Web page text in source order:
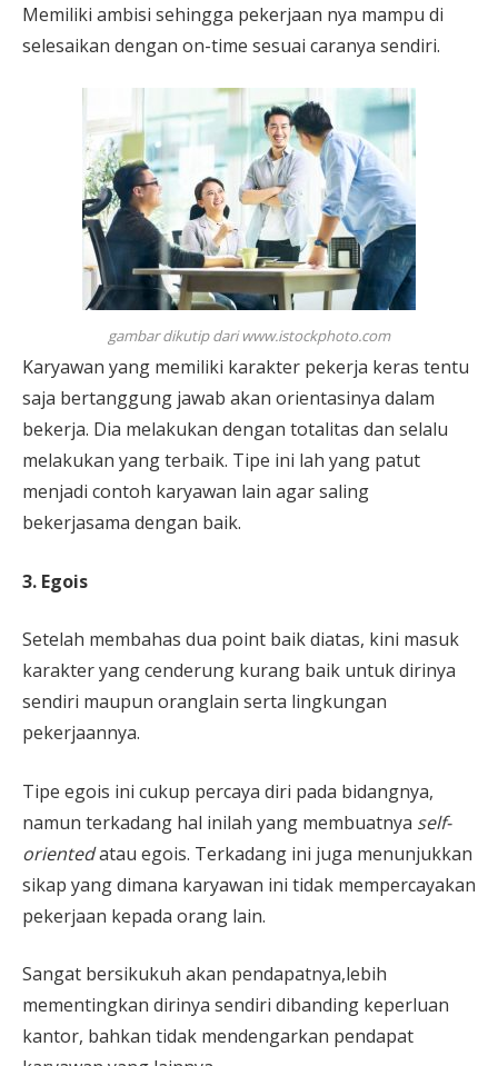
Memiliki ambisi sehingga pekerjaan nya mampu di
selesaikan dengan on-time sesuai caranya sendiri.
gambar dikutip dari www.istockphoto.com
Karyawan yang memiliki karakter pekerja keras tentu
saja bertanggung jawab akan orientasinya dalam
bekerja. Dia melakukan dengan totalitas dan selalu
melakukan yang terbaik. Tipe ini lah yang patut
menjadi contoh karyawan lain agar saling
bekerjasama dengan baik.
3. Egois
Setelah membahas dua point baik diatas, kini masuk
karakter yang cenderung kurang baik untuk dirinya
sendiri maupun oranglain serta lingkungan
pekerjaannya.
Tipe egois ini cukup percaya diri pada bidangnya,
namun terkadang hal inilah yang membuatnya self-
orientedatau egois. Terkadang ini juga menunjukkan
sikap yang dimana karyawan ini tidak mempercayakan
pekerjaan kepada orang lain.
Sangat bersikukuh akan pendapatnya,lebih
mementingkan dirinya sendiri dibanding keperluan
kantor, bahkan tidak mendengarkan pendapat